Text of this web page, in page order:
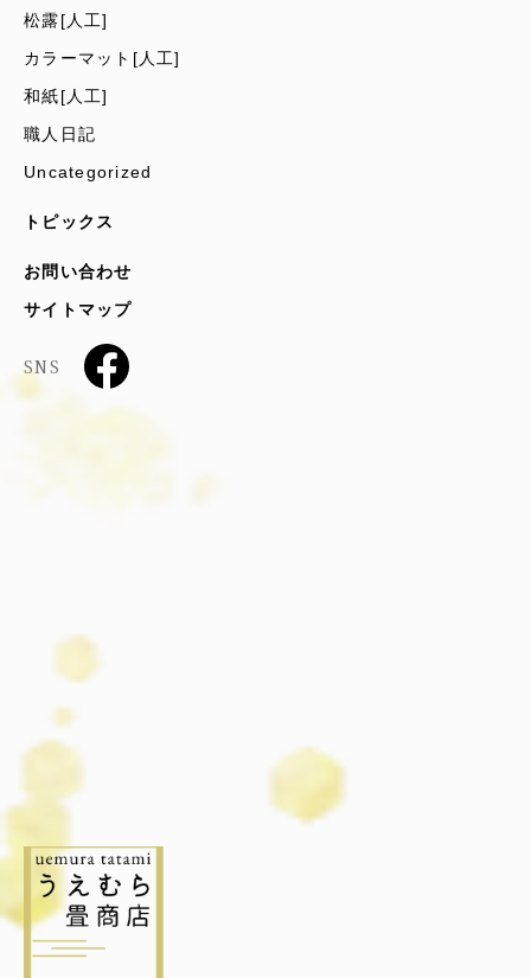
松露[人工]
カラーマット[人工]
和紙[人工]
職人日記
Uncategorized
トピックス
お問い合わせ
サイトマップ
SNS